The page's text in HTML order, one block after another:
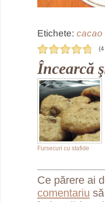
Etichete: cacao
(4
Încearcă
Fursecuri cu stafide
Ce părere ai
comentariu